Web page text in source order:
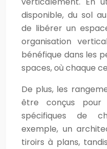
disponible, du sol
de libérer un
organisation
bénéfique dans les
spaces, où chaque
De plus, les
être conçus pour
spécifiques de
exemple, un
tiroirs à plans,